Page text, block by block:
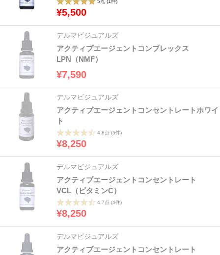
¥5,500
デルマビジュアルズ
アクティブエージェントコンプレックス
LPN（NMF）
¥7,590
デルマビジュアルズ
アクティブエージェントコンセントレートホワイ
ト
4.8点 (5件)
¥8,250
デルマビジュアルズ
アクティブエージェントコンセントレート
VCL（ビタミンC）
4.7点 (4件)
¥8,250
デルマビジュアルズ
アクティブエージェントコンセントレート